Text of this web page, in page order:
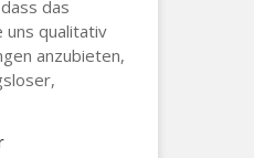
das
uns qualitativ
anzubieten,